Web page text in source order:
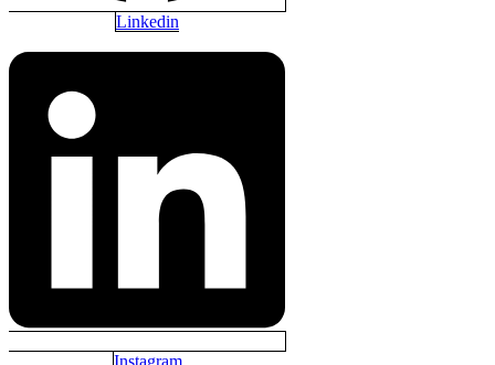
Linkedin
Instagram